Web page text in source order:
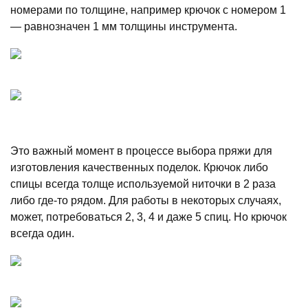
номерами по толщине, например крючок с номером 1
— равнозначен 1 мм толщины инструмента.
Это важный момент в процессе выбора пряжи для
изготовления качественных поделок. Крючок либо
спицы всегда толще используемой ниточки в 2 раза
либо где-то рядом. Для работы в некоторых случаях,
может, потребоваться 2, 3, 4 и даже 5 спиц. Но крючок
всегда один.